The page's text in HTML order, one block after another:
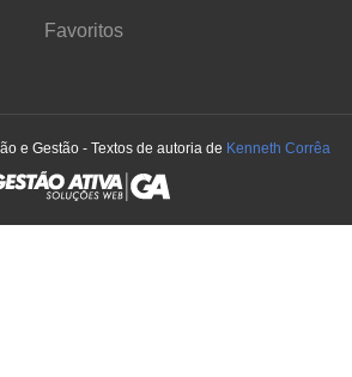
Favoritos
e Gestão - Textos de autoria de Kenneth Corrêa